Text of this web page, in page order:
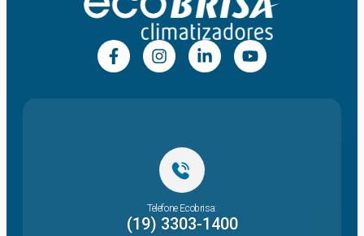
Telefone Ecobrisa:
(19) 3303-1400